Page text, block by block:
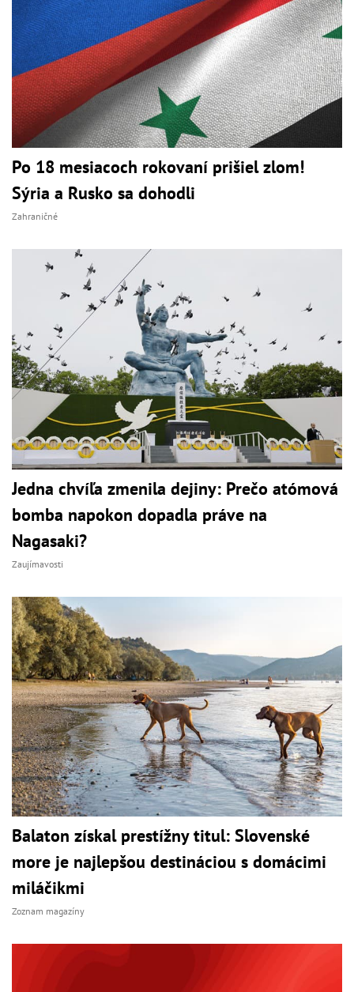
Po 18 mesiacoch rokovaní prišiel zlom!
Sýria a Rusko sa dohodli
Zahraničné
Jedna chvíľa zmenila dejiny: Prečo atómová
bomba napokon dopadla práve na
Nagasaki?
Zaujímavosti
Balaton získal prestížny titul: Slovenské
more je najlepšou destináciou s domácimi
miláčikmi
Zoznam magazíny